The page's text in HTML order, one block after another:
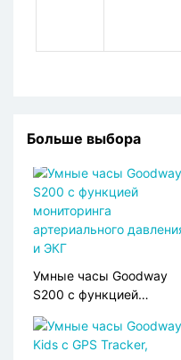
Больше выбора
Умные часы Goodway
S200 с функцией
мониторинга
артериального давления
и ЭКГ